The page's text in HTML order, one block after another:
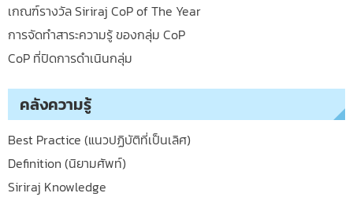
เกณฑ์รางวัล Siriraj CoP of The Year
การจัดทำสาระความรู้ ของกลุ่ม CoP
CoP ที่ปิดการดำเนินกลุ่ม
คลังความรู้
Best Practice (แนวปฏิบัติที่เป็นเลิศ)
Definition (นิยามศัพท์)
Siriraj Knowledge